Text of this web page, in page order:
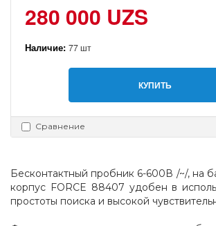
280 000 UZS
Наличие: 77 шт
КУПИТЬ
Сравнение
Бесконтактный пробник 6-600В /~/, на
корпус FORCE 88407 удобен в
простоты поиска и высокой